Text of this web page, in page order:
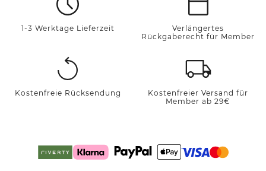
1-3 Werktage Lieferzeit
Verlängertes
Rückgaberecht für Member
Kostenfreie Rücksendung
Kostenfreier Versand für
Member ab 29€